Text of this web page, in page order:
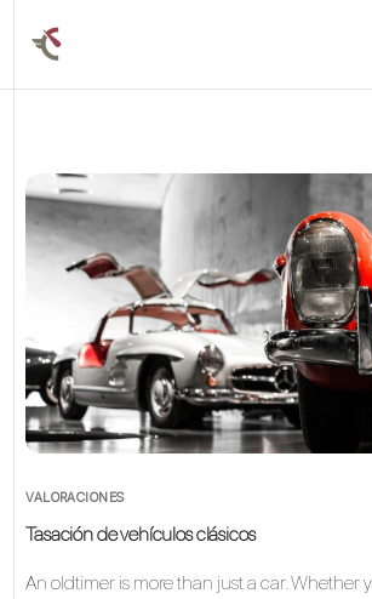
VALORACIONES
Tasación de vehículos clásicos
An oldtimer is more than just a car. Whether